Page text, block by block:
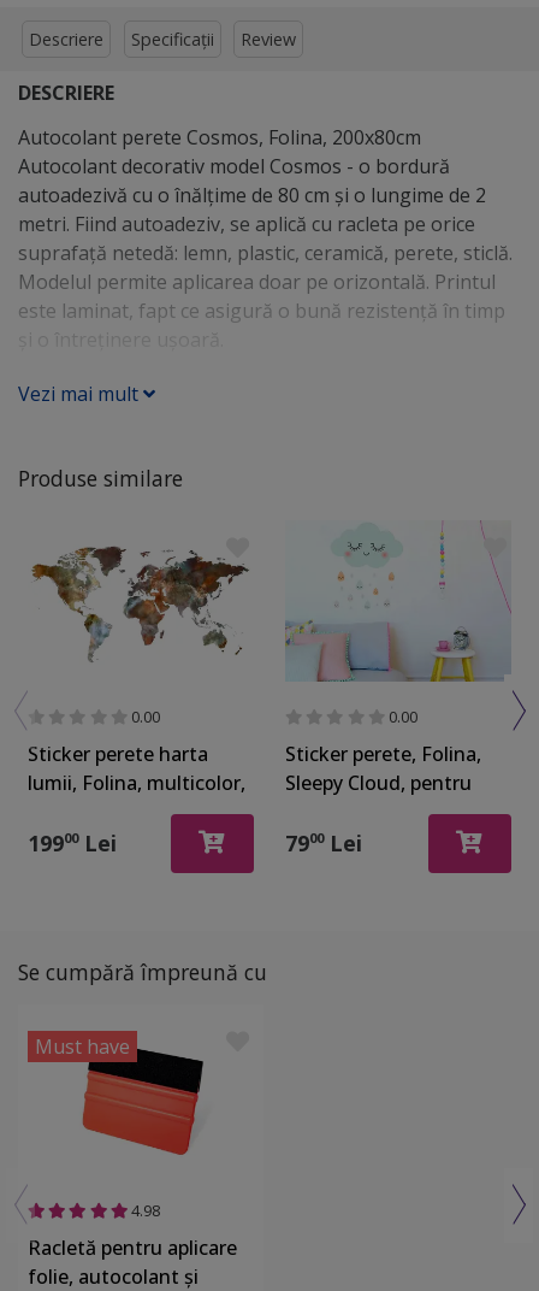
Descriere Specificații Review
DESCRIERE
Autocolant perete Cosmos, Folina, 200x80cm
Autocolant decorativ model Cosmos - o bordură
autoadezivă cu o înălţime de 80 cm şi o lungime de 2
metri. Fiind autoadeziv, se aplică cu racleta pe orice
suprafaţă netedă: lemn, plastic, ceramică, perete, sticlă.
Modelul permite aplicarea doar pe orizontală. Printul
este laminat, fapt ce asigură o bună rezistenţă în timp
şi o întreţinere uşoară.
Vezi mai mult
Produse similare
0.00
Sticker perete harta
lumii, Folina, multicolor,
19900Lei
0.00
Sticker perete, Folina,
Sleepy Cloud, pentru
copii, racletă de aplicare
inclusă.
7900Lei
Se cumpără împreună cu
Must have
4.98
Racletă pentru aplicare
folie, autocolant şi